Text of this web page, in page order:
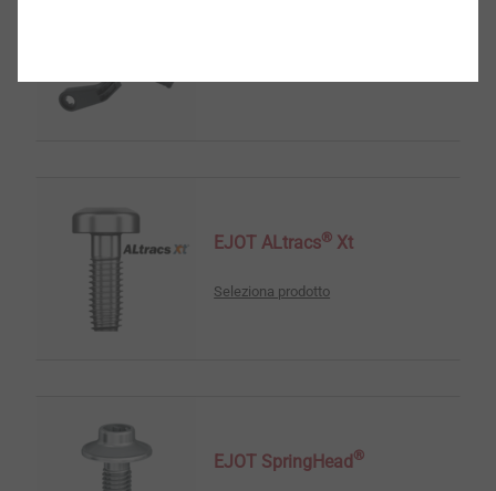
EJOT ALtracs® Xt
Seleziona prodotto
EJOT SpringHead ®